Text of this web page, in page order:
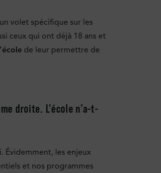
volet spécifique sur les
ceux qui ont déjà 18 ans et
de leur permettre de
droite. L’école n’a-t-
Évidemment, les enjeux
et nos programmes